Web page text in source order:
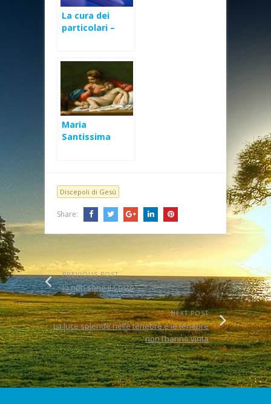
La cura dei
particolari –
Maria
Santissima
Discepoli di Gesù
Share:
PREVIOUS POST
Io non sono il Cristo
NEXT POST
La luce splende nelle tenebre e le tenebre
non l’hanno vinta